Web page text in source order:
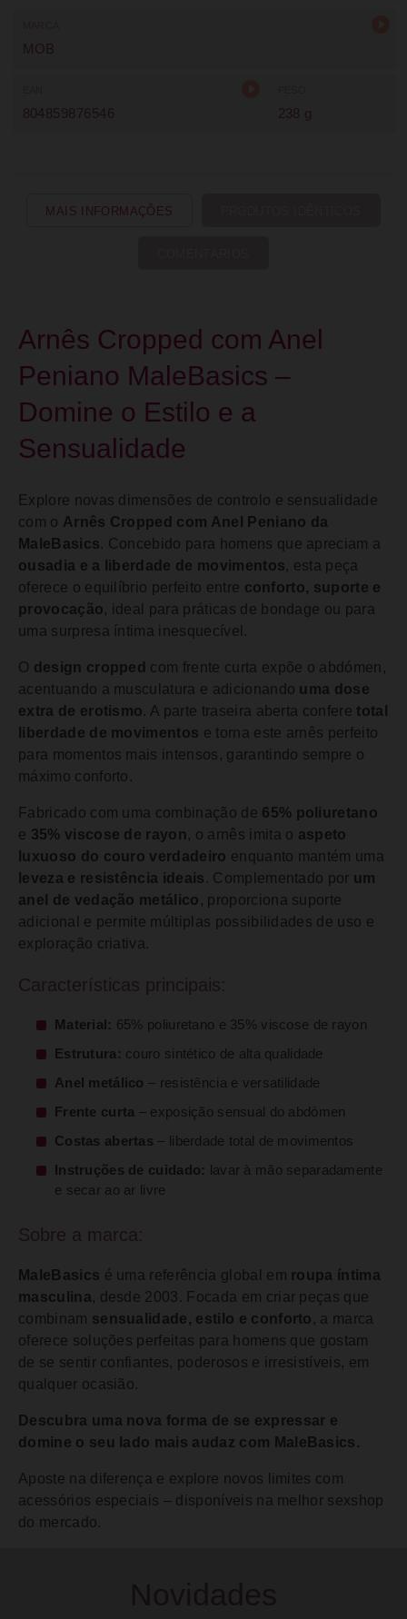
MOB
804859876546 238 g
MAIS INFORMAÇÕES
Arnês Cropped com Anel
Peniano MaleBasics –
Domine o Estilo e a
Sensualidade
Explore novas dimensões de controlo e sensualidade
com o Arnês Cropped com Anel Peniano da
MaleBasics. Concebido para homens que apreciam a
ousadia e a liberdade de movimentos, esta peça
oferece o equilíbrio perfeito entre conforto, suporte e
provocação, ideal para práticas de bondage ou para
uma surpresa íntima inesquecível.
O design cropped com frente curta expõe o abdómen,
acentuando a musculatura e adicionando uma dose
extra de erotismo. A parte traseira aberta confere total
liberdade de movimentos e torna este arnês perfeito
para momentos mais intensos, garantindo sempre o
máximo conforto.
Fabricado com uma combinação de 65% poliuretano
e 35% viscose de rayon , o arnês imita o aspeto
luxuoso do couro verdadeiro enquanto mantém uma
leveza e resistência ideais . Complementado por um
anel de vedação metálico , proporciona suporte
adicional e permite múltiplas possibilidades de uso e
exploração criativa.
Características principais:
Material: 65% poliuretano e 35% viscose de rayon
Estrutura: couro sintético de alta qualidade
Anel metálico – resistência e versatilidade
Frente curta – exposição sensual do abdómen
Costas abertas – liberdade total de movimentos
Instruções de cuidado:
lavar à mão separadamente
e secar ao ar livre
Sobre a marca:
MaleBasics é uma referência global em roupa íntima
masculina, desde 2003. Focada em criar peças que
combinam sensualidade, estilo e conforto , a marca
oferece soluções perfeitas para homens que gostam
de se sentir confiantes, poderosos e irresistíveis, em
qualquer ocasião.
Descubra uma nova forma de se expressar e
domine o seu lado mais audaz com MaleBasics.
Aposte na diferença e explore novos limites com
acessórios especiais – disponíveis na melhor sexshop
do mercado.